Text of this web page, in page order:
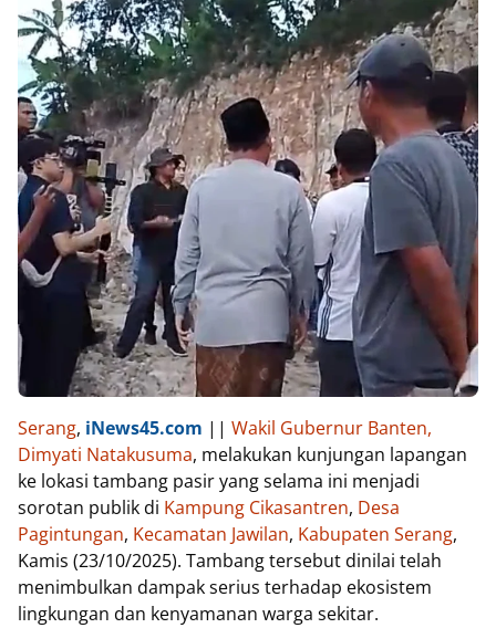
Serang, iNews45.com || Wakil Gubernur Banten,
Dimyati Natakusuma, melakukan kunjungan lapangan
ke lokasi tambang pasir yang selama ini menjadi
sorotan publik di Kampung Cikasantren, Desa
Pagintungan, Kecamatan Jawilan, Kabupaten Serang,
Kamis (23/10/2025). Tambang tersebut dinilai telah
menimbulkan dampak serius terhadap ekosistem
lingkungan dan kenyamanan warga sekitar.